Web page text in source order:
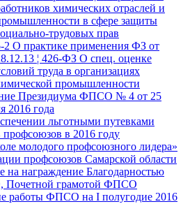
химических отраслей и
в сфере защиты
трудовых прав
2 О практике применения ФЗ от
¦ 426-ФЗ О спец. оценке
труда в организациях
промышленности
Президиума ФПСО № 4 от 25
2016 года
льготными путевками
профсоюзов в 2016 году
молодого профсоюзного лидера»
профсоюзов Самарской области
на награждение Благодарностью
грамотой ФПСО
работы ФПСО на I полугодие 2016